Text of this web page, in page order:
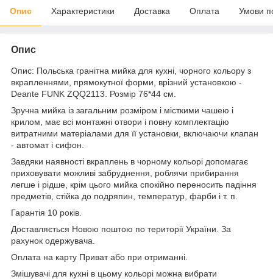
Опис Характеристики Доставка Оплата Умови
Опис
Опис: Польська гранітна мийка для кухні, чорного кольору з
вкрапленнями, прямокутної форми, врізний установкою -
Deante FUNK ZQQ2113. Розмір 76*44 см.
Зручна мийка із загальним розміром і місткими чашею і
крилом, має всі монтажні отвори і повну комплектацію
витратними матеріалами для її установки, включаючи клапан
- автомат і сифон.
Завдяки наявності вкраплень в чорному кольорі допомагає
приховувати можливі забруднення, роблячи прибирання
легше і рідше, крім цього мийка спокійно переносить падіння
предметів, стійка до подряпин, температур, фарби і т. п.
Гарантія 10 років.
Доставляється Новою поштою по території України. За
рахунок одержувача.
Оплата на карту Приват або при отриманні.
Змішувачі для кухні в цьому кольорі можна вибрати